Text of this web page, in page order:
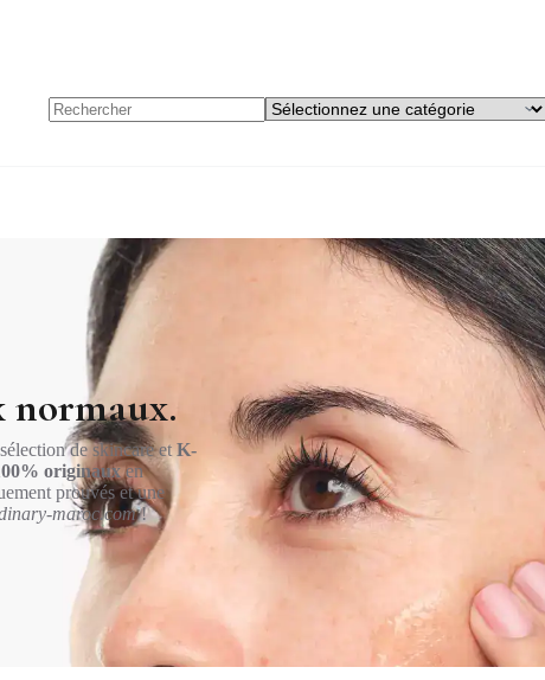
normaux.
de skincare etK-
originauxen
prouvés et une
maroc.com!